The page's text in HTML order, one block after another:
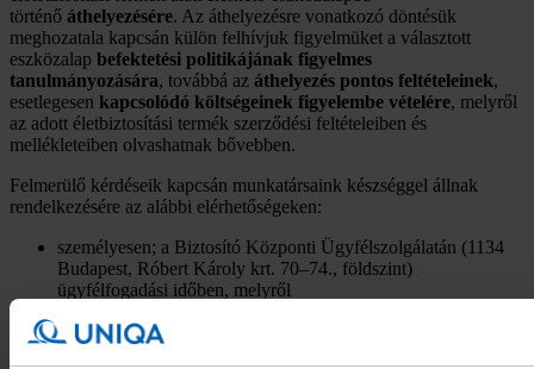
történő áthelyezésére. Az áthelyezésre vonatkozó döntésük
meghozatala kapcsán külön felhívjuk figyelmüket a választott
eszközalap befektetési politikájának figyelmes
tanulmányozására, továbbá az áthelyezés pontos feltételeinek,
esetlegesen kapcsolódó költségeinek figyelembe vételére, melyről
az adott életbiztosítási termék szerződési feltételeiben és
mellékleteiben olvashatnak bővebben.
Felmerülő kérdéseik kapcsán munkatársaink készséggel állnak
rendelkezésére az alábbi elérhetőségeken:
személyesen; a Biztosító Központi Ügyfélszolgálatán (1134
Budapest, Róbert Károly krt. 70–74., földszint)
ügyfélfogadási időben, melyről
elektronikus úton; az